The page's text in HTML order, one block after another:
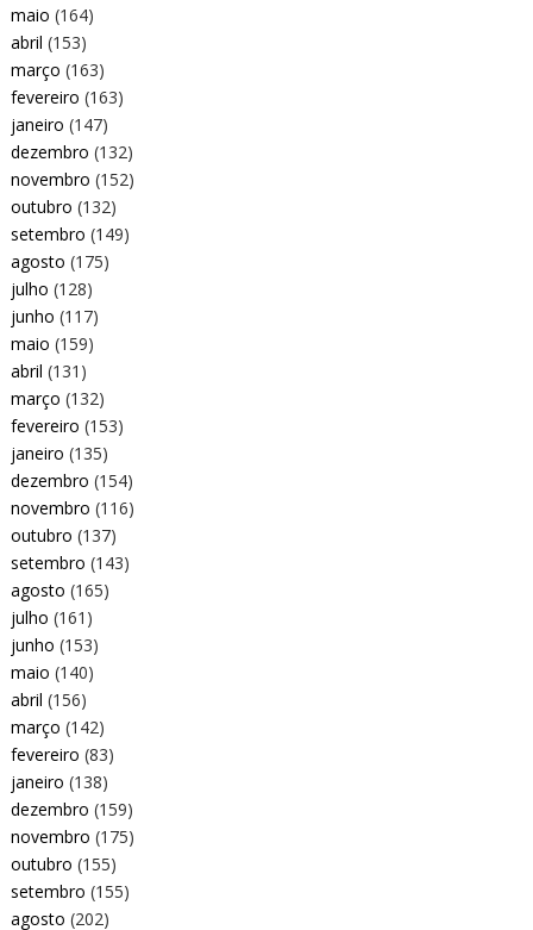
maio (164)
abril (153)
março (163)
fevereiro (163)
janeiro (147)
dezembro (132)
novembro (152)
outubro (132)
setembro (149)
agosto (175)
julho (128)
junho (117)
maio (159)
abril (131)
março (132)
fevereiro (153)
janeiro (135)
dezembro (154)
novembro (116)
outubro (137)
setembro (143)
agosto (165)
julho (161)
junho (153)
maio (140)
abril (156)
março (142)
fevereiro (83)
janeiro (138)
dezembro (159)
novembro (175)
outubro (155)
setembro (155)
agosto (202)